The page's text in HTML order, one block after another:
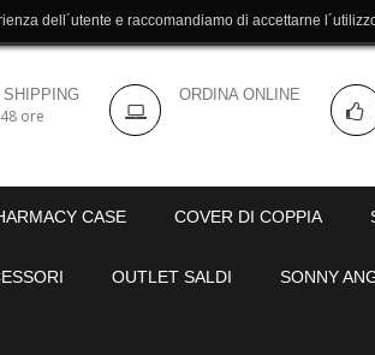
SHIPPING
ore
ORDINA ONLINE
CASE COVER DI COPPIA
OUTLET SALDI SONNY
dell´utente e raccomandiamo di accettarne